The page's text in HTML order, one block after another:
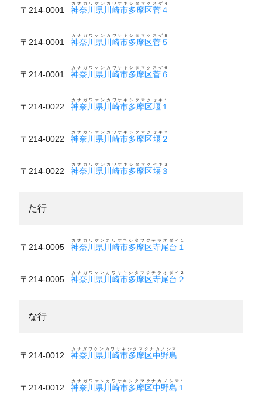
〒214-0001 神奈川県川崎市多摩区菅４
カナガワケンカワサキシタマクスゲ４
〒214-0001 神奈川県川崎市多摩区菅５
カナガワケンカワサキシタマクスゲ５
〒214-0001 神奈川県川崎市多摩区菅６
カナガワケンカワサキシタマクスゲ６
〒214-0022 神奈川県川崎市多摩区堰１
カナガワケンカワサキシタマクセキ１
〒214-0022 神奈川県川崎市多摩区堰２
カナガワケンカワサキシタマクセキ２
〒214-0022 神奈川県川崎市多摩区堰３
カナガワケンカワサキシタマクセキ３
た行
〒214-0005 神奈川県川崎市多摩区寺尾台１
カナガワケンカワサキシタマクテラオダイ１
〒214-0005 神奈川県川崎市多摩区寺尾台２
カナガワケンカワサキシタマクテラオダイ２
な行
〒214-0012 神奈川県川崎市多摩区中野島
カナガワケンカワサキシタマクナカノシマ
〒214-0012 神奈川県川崎市多摩区中野島１
カナガワケンカワサキシタマクナカノシマ１